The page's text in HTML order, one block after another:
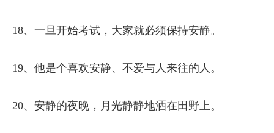
18、一旦开始考试，大家就必须保持安静。
19、他是个喜欢安静、不爱与人来往的人。
20、安静的夜晚，月光静静地洒在田野上。